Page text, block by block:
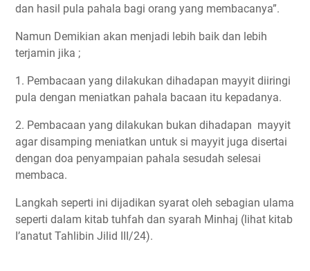
dan hasil pula pahala bagi orang yang membacanya”.
Namun Demikian akan menjadi lebih baik dan lebih
terjamin jika ;
1. Pembacaan yang dilakukan dihadapan mayyit diiringi
pula dengan meniatkan pahala bacaan itu kepadanya.
2. Pembacaan yang dilakukan bukan dihadapan mayyit
agar disamping meniatkan untuk si mayyit juga disertai
dengan doa penyampaian pahala sesudah selesai
membaca.
Langkah seperti ini dijadikan syarat oleh sebagian ulama
seperti dalam kitab tuhfah dan syarah Minhaj (lihat kitab
I’anatut Tahlibin Jilid III/24).